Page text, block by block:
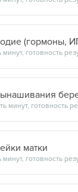
(гормоны,
матки